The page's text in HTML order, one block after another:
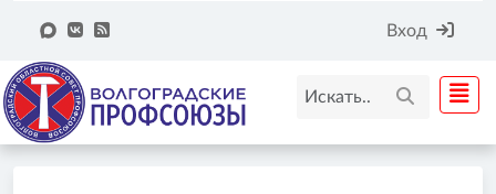
Вход